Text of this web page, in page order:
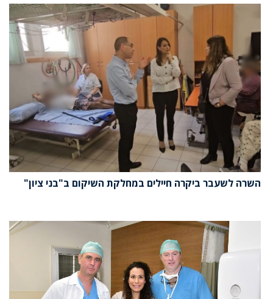
השרה לשעבר ביקרה חיילים במחלקת השיקום ב"בני ציון"